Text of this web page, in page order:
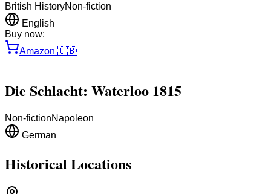
British HistoryNon-fiction
English
Buy now:
Amazon 🇬🇧
Die Schlacht: Waterloo 1815
Non-fictionNapoleon
German
Historical Locations